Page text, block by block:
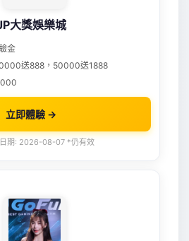
大獎娛樂城
金
送888，50000送1888
立即體驗 →
期: 2026-08-07 *仍有效